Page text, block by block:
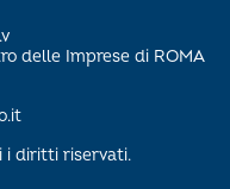
delle Imprese di ROMA
i diritti riservati.